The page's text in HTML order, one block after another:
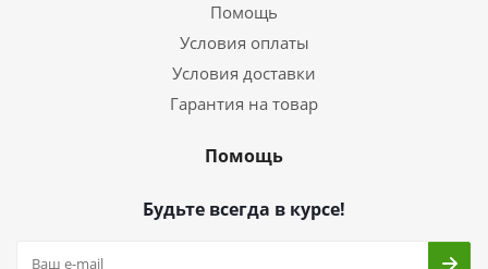
Помощь
Условия оплаты
Условия доставки
Гарантия на товар
Помощь
Будьте всегда в курсе!